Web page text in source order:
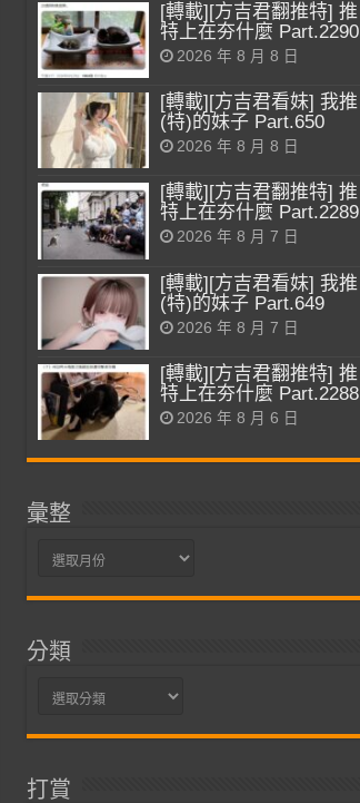
[轉載][方吉君翻推特] 推
特上在夯什麼 Part.2290
2026 年 8 月 8 日
[轉載][方吉君看妹] 我推
(特)的妹子 Part.650
2026 年 8 月 8 日
[轉載][方吉君翻推特] 推
特上在夯什麼 Part.2289
2026 年 8 月 7 日
[轉載][方吉君看妹] 我推
(特)的妹子 Part.649
2026 年 8 月 7 日
[轉載][方吉君翻推特] 推
特上在夯什麼 Part.2288
2026 年 8 月 6 日
彙整
彙
分類
分
打賞